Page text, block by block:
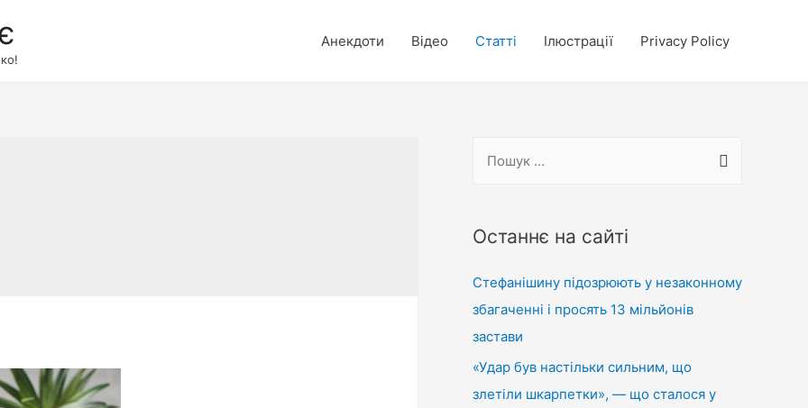
Анекдоти Відео Статті Ілюстрації Privacy Policy
у
:
Останнє на сайті
Стефанішину підозрюють у незаконному
збагаченні і просять 13 мільйонів
застави
«Удар був настільки сильним, що
злетіли шкарпетки», — що сталося у